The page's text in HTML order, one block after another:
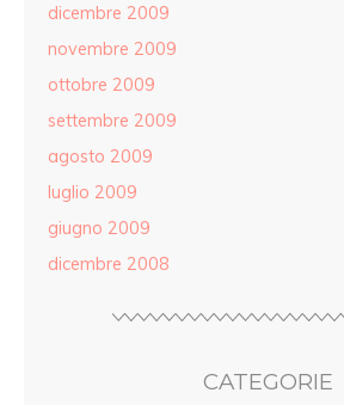
dicembre 2009
novembre 2009
ottobre 2009
settembre 2009
agosto 2009
luglio 2009
giugno 2009
dicembre 2008
CATEGORIE